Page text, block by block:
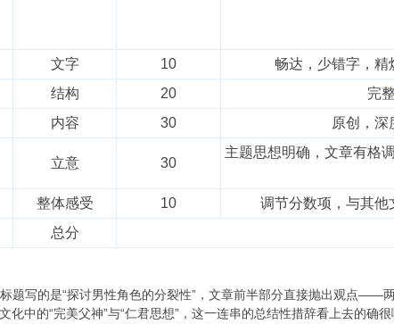
文字 10 畅达，少错字，精
结构
20 完
内容
30 原创，深
立意 30
主题思想明确，文章有格
整体感受 10 调节分数项，与其他
总分
题写的是“探讨男性角色的分裂性”，文章前半部分直接抛出观点
化中的“完美父神”与“仁君思想”，这一连串的总结性措辞看上去的确